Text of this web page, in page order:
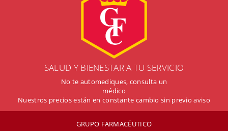
SALUD Y BIENESTAR A TU SERVICIO
No te automediques, consulta un
médico
Nuestros precios están en constante cambio sin previo aviso
GRUPO FARMACÉUTICO